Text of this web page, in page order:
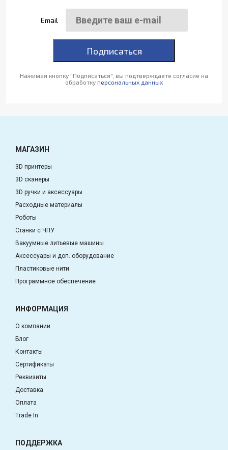
Email
Подписаться
Нажимая кнопку "Подписаться", вы подтверждаете согласие на
обработку персональных данных
МАГАЗИН
3D принтеры
3D сканеры
3D ручки и аксессуары
Расходные материалы
Роботы
Станки с ЧПУ
Вакуумные литьевые машины
Аксессуары и доп. оборудование
Пластиковые нити
Программное обеспечение
ИНФОРМАЦИЯ
О компании
Блог
Контакты
Сертификаты
Реквизиты
Доставка
Оплата
Trade In
ПОДДЕРЖКА